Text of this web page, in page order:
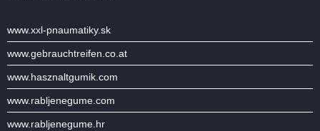
www.xxl-pnaumatiky.sk
www.gebrauchtreifen.co.at
www.hasznaltgumik.com
www.rabljenegume.com
www.rabljenegume.hr